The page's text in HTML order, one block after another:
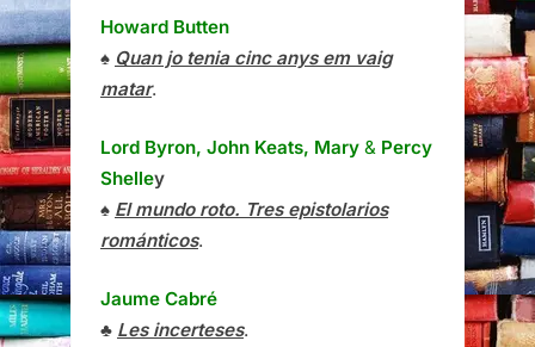
Howard Butten
♠ Quan jo tenia cinc anys em vaig
matar.
Lord Byron, John Keats, Mary & Percy
Shelley
♠ El mundo roto. Tres epistolarios
románticos.
Jaume Cabré
♣ Les incerteses.